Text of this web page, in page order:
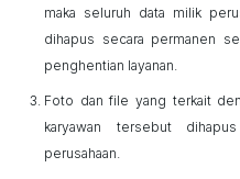
maka seluruh data milik
dihapus secara permanen
penghentian layanan.
Foto dan file yang terkait
karyawan tersebut
perusahaan.